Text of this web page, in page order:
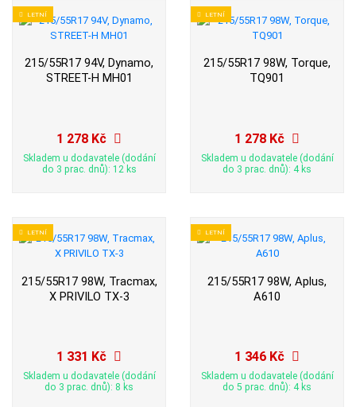
LETNÍ
215/55R17 94V, Dynamo,
STREET-H MH01
1 278 Kč
Skladem u dodavatele (dodání
do 3 prac. dnů): 12 ks
LETNÍ
215/55R17 98W, Torque,
TQ901
1 278 Kč
Skladem u dodavatele (dodání
do 3 prac. dnů): 4 ks
LETNÍ
215/55R17 98W, Tracmax,
X PRIVILO TX-3
1 331 Kč
Skladem u dodavatele (dodání
do 3 prac. dnů): 8 ks
LETNÍ
215/55R17 98W, Aplus,
A610
1 346 Kč
Skladem u dodavatele (dodání
do 5 prac. dnů): 4 ks